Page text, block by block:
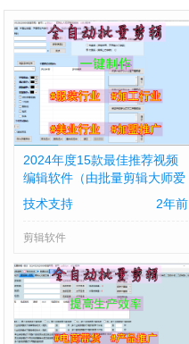
2024年度15款最佳推荐视频
编辑软件（由批量剪辑大师爱
好者推荐）
技术支持 2年前
剪辑软件